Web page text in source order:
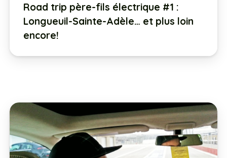
Road trip père-fils électrique #1 :
Longueuil-Sainte-Adèle… et plus loin
encore!